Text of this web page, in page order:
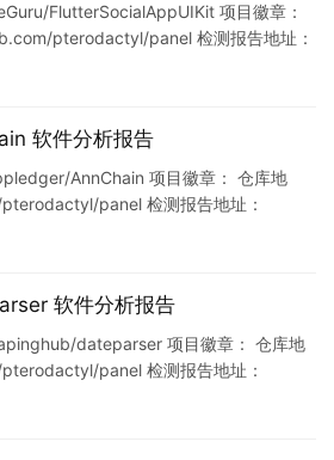
FlutterSocialAppUIKit 项目徽章：
pterodactyl/panel 检测报告地址：
此报告…
软件分析报告
AnnChain 项目徽章： 仓库地
panel 检测报告地址：
此报告由Murphysec提…
软件分析报告
dateparser 项目徽章： 仓库地
panel 检测报告地址：
此报告由Murphys…